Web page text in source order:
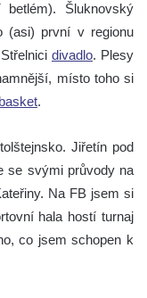
Šluknovský
(asi) první v regionu
divadlo. Plesy
místo toho si
basket.
Jiřetín pod
se svými průvody na
Na FB jsem si
hala hostí turnaj
co jsem schopen k